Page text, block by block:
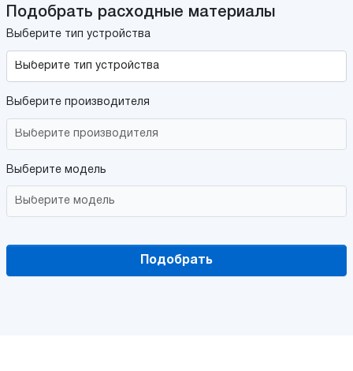
Подобрать расходные материалы
Выберите тип устройства
Выберите производителя
Выберите модель
Подобрать